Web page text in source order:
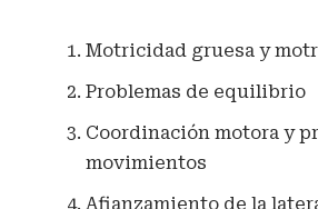
Motricidad gruesa y
Problemas de equilibrio
Coordinación motora y
movimientos
Afianzamiento de la